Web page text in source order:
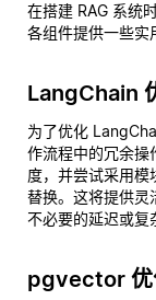
在搭建 RAG 系统
各组件提供一些实
LangChain
为了优化
作流程中的冗余操
度，并尝试采用模
替换。这将提供灵
不必要的延迟或复
pgvector 优